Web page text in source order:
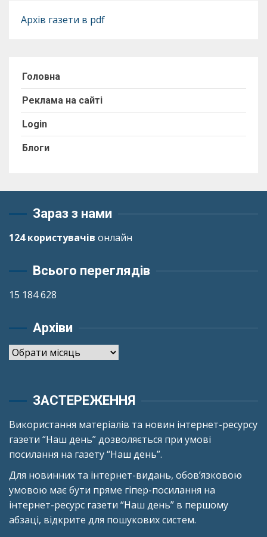
Архів газети в pdf
Головна
Реклама на сайті
Login
Блоги
Зараз з нами
124 користувачів онлайн
Всього переглядів
15 184 628
Архіви
Архіви
ЗАСТЕРЕЖЕННЯ
Використання матеріалів та новин інтернет-ресурсу
газети “Наш день” дозволяється при умові
посилання на газету “Наш день”.
Для новинних та інтернет-видань, обов’язковою
умовою має бути пряме гіпер-посилання на
інтернет-ресурс газети “Наш день” в першому
абзаці, відкрите для пошукових систем.